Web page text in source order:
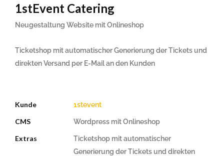
1stEvent Catering
Neugestaltung Website mit Onlineshop
Ticketshop mit automatischer Generierung der Tickets und
direkten Versand per E-Mail an den Kunden
Kunde 1stevent
CMS Wordpress mit Onlineshop
Extras
Ticketshop mit automatischer
Generierung der Tickets und direkten